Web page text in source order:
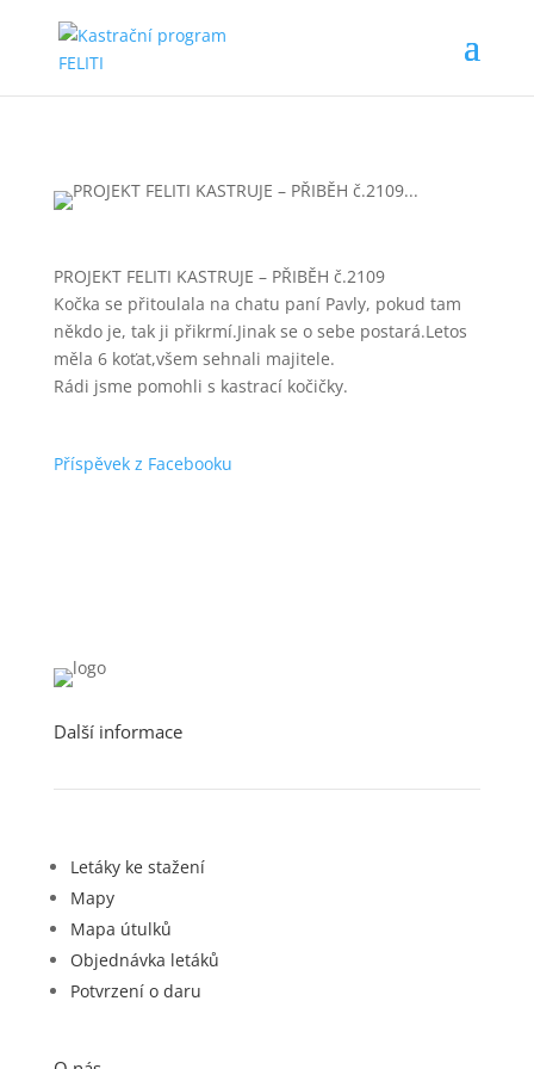
PROJEKT FELITI KASTRUJE – PŘIBĚH č.2109
Kočka se přitoulala na chatu paní Pavly, pokud tam
někdo je, tak ji přikrmí.Jinak se o sebe postará.Letos
měla 6 koťat,všem sehnali majitele.
Rádi jsme pomohli s kastrací kočičky.
Příspěvek z Facebooku
Další informace
Letáky ke stažení
Mapy
Mapa útulků
Objednávka letáků
Potvrzení o daru